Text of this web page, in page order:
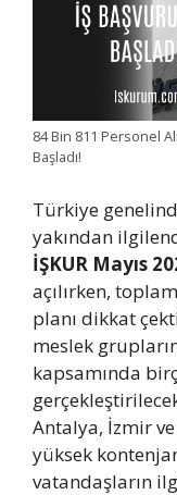
84 Bin 811 Personel
Başladı!
Türkiye
yakından
İŞKUR Mayıs
açılırken,
planı dikkat
meslek
kapsamında
Antalya, İzmir
yüksek
vatandaşların